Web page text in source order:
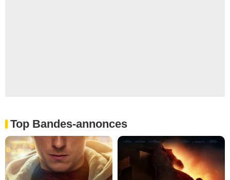
Top Bandes-annonces